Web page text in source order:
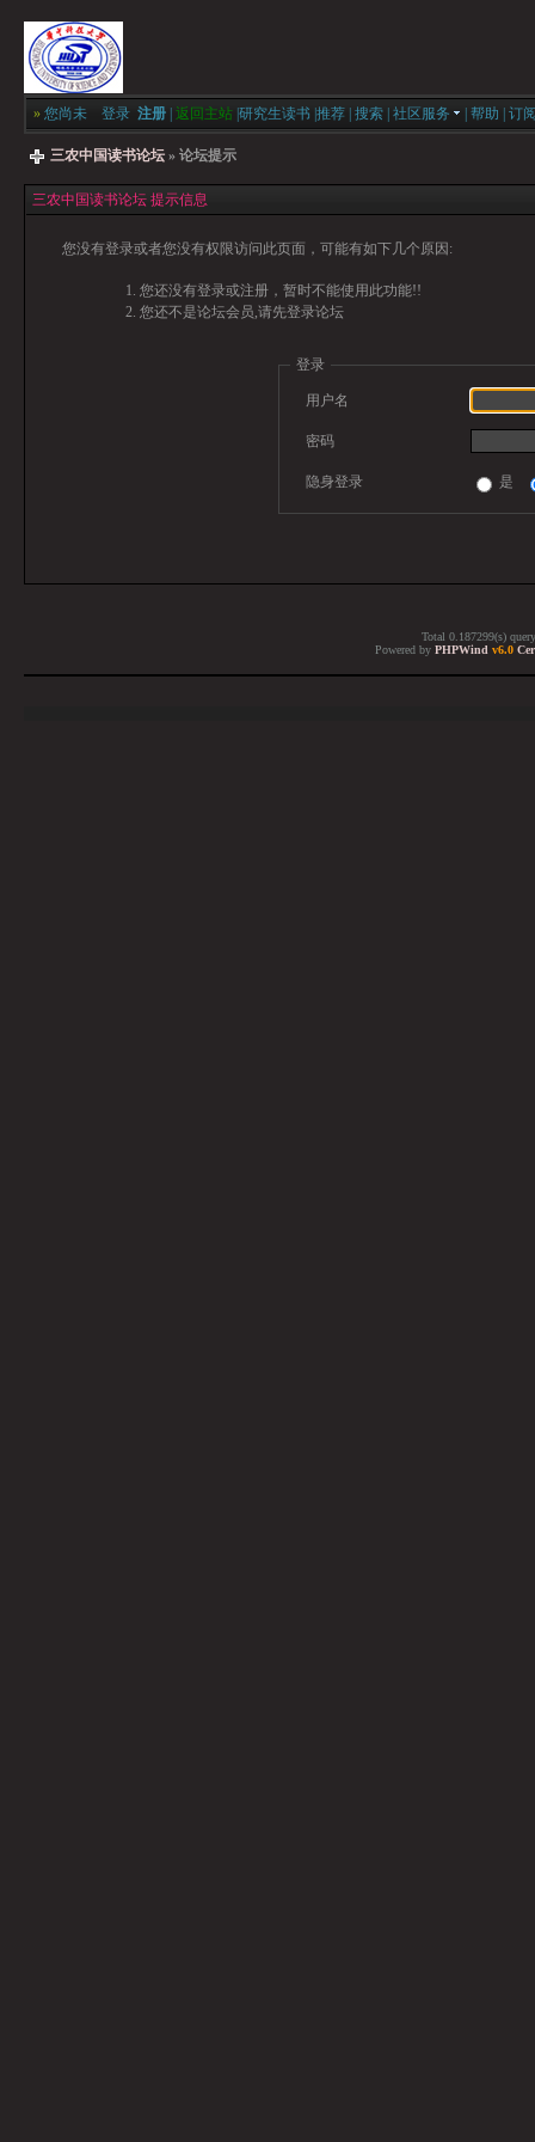
» 您尚未 登录 注册 返回主站 研究生读书 推荐 搜索 社区服务 帮助 订
三农中国读书论坛 » 论坛提示
三农中国读书论坛 提示信息
您没有登录或者您没有权限访问此页面，可能有如下几个原因:
您还没有登录或注册，暂时不能使用此功能!!
您还不是论坛会员,请先登录论坛
登录
用户名
密码
隐身登录 是
Total 0.187299(s)
Powered by PHPWind v6.0